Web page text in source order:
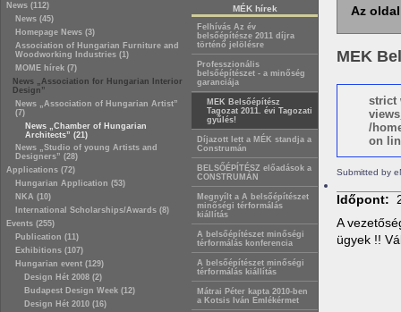
News (112)
News (45)
Homepage News (3)
Association of Hungarian Furniture and
Woodworking Industries (1)
MOME hírek (7)
News „Association for Hungarian Interior
Design”
News „Association of Hungarian Artist”
(7)
News „Chamber of Hungarian
Architects” (21)
News „Studio of young Artists and
Designers” (28)
Applications (72)
Hungarian Application (53)
NKA (10)
International Scholarships/Awards (8)
Events (255)
Publication (11)
Exhibitions (107)
Hungarian event (129)
Design Hét 2008 (2)
Budapest Design Week (12)
Design Hét 2010 (16)
MÉK hírek
Felhívás Az év
belsőépítésze 2011 díjra
történő jelölésre
Professzionális
belsőépítészet - a minőség
garanciája
MEK Belsőépítész
Tagozat 2011. évi Tagozati
gyűlés!
Díjazott lett a MÉK standja a
Construmán
BELSŐÉPÍTÉSZ előadások a
CONSTRUMÁN
Megnyílt a A belsőépítészet
minőségi térformálás
kiállítás
A belsőépítészet minőségi
térformálás konferencia
A belsőépítészet minőségi
térformálás kiállítás
Mátrai Péter kapta 2010-ben
a Kotsis Iván Emlékérmet
Az
MEK
strict
/
on
Submitted by
Időpont:
A
ügyek !!